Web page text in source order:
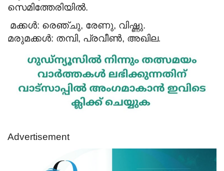
സെമിത്തേരിയിൽ.
മക്കൾ: രെഞ്ചു, രേണു, വിഷ്ണു.
മരുമക്കൾ: തമ്പി, പ്രവീൺ, അഖില.
Advertisement